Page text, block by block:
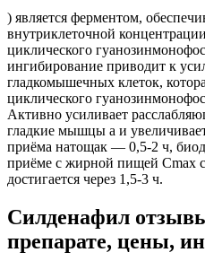
) является ферментом,
внутриклеточной
циклического
ингибирование приводит к
гладкомышечных клеток,
циклического
Активно усиливает
гладкие мышцы а и
приёма натощак — 0,5-2 ч,
приёме с жирной пищей Cmax
достигается через 1,5-3 ч.
Силденафил
препарате, цены,